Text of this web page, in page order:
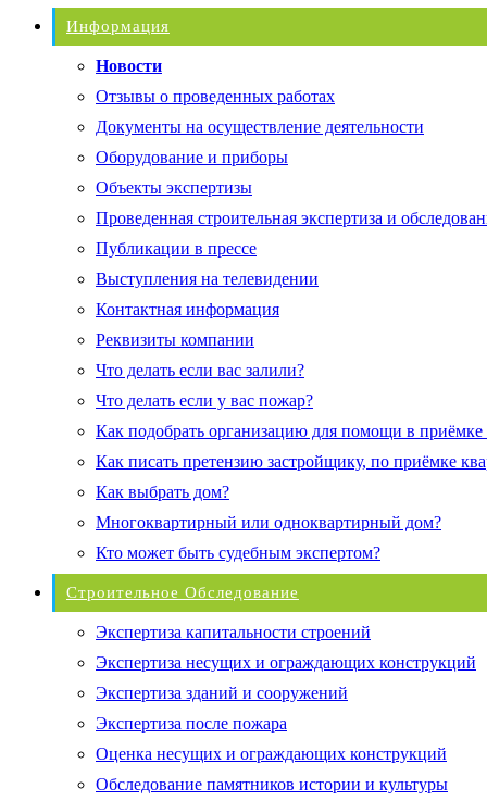
Информация
Новости
Отзывы о проведенных работах
Документы на осуществление деятельности
Оборудование и приборы
Объекты экспертизы
Проведенная строительная экспертиза и
Публикации в прессе
Выступления на телевидении
Контактная информация
Реквизиты компании
Что делать если вас залили?
Что делать если у вас пожар?
Как подобрать организацию для помощи в приёмке
Как писать претензию застройщику, по приёмке
Как выбрать дом?
Многоквартирный или одноквартирный дом?
Кто может быть судебным экспертом?
Строительное Обследование
Экспертиза капитальности строений
Экспертиза несущих и ограждающих конструкций
Экспертиза зданий и сооружений
Экспертиза после пожара
Оценка несущих и ограждающих конструкций
Обследование памятников истории и культуры